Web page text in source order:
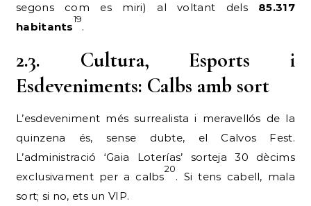
segons com es miri) al voltant dels 85.317
habitants
19
.
2.3. Cultura, Esports i
Esdeveniments: Calbs amb sort
L’esdeveniment més surrealista i meravellós de la
quinzena és, sense dubte, el Calvos Fest.
L’administració ‘Gaia Loterías’ sorteja 30 dècims
exclusivament per a calbs
20
. Si tens cabell, mala
sort; si no, ets un VIP.